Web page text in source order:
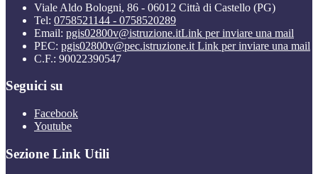
Viale Aldo Bologni, 86 - 06012 Città di Castello (PG)
Tel: 0758521144 - 0758520289
Email: pgis02800v@istruzione.itLink per inviare una mail
PEC: pgis02800v@pec.istruzione.it Link per inviare una mail
C.F.: 90022390547
Seguici su
Facebook
Youtube
Sezione Link Utili